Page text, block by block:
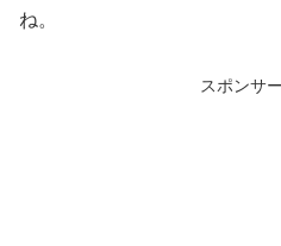
ね。
スポンサ